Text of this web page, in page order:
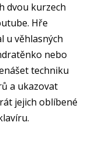
dvou kurzech
Hře
u věhlasných
nebo
techniku
a ukazovat
jejich oblíbené